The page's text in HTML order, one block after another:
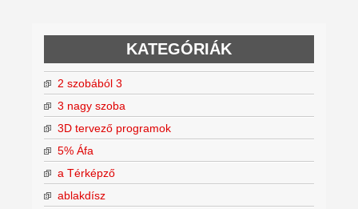
KATEGÓRIÁK
2 szobából 3
3 nagy szoba
3D tervező programok
5% Áfa
a Térképző
ablakdísz